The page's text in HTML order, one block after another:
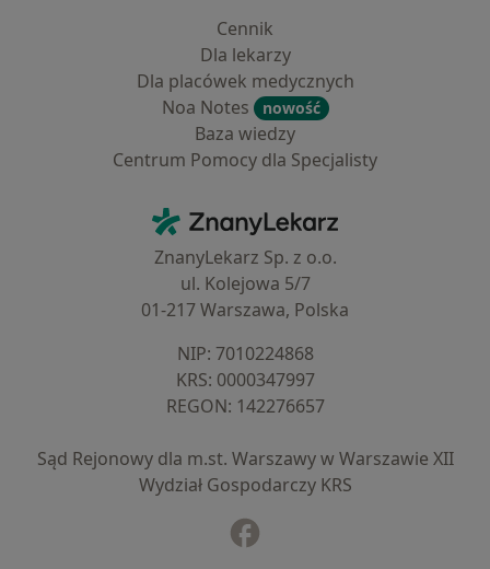
Cennik
Dla lekarzy
Dla placówek medycznych
Noa Notes
nowość
Baza wiedzy
Centrum Pomocy dla Specjalisty
ZnanyLekarz - Strona główna
ZnanyLekarz Sp. z o.o.
ul. Kolejowa 5/7
01-217 Warszawa, Polska
NIP: ⁠7010224868
KRS: ⁠0000347997
REGON: ⁠142276657
Sąd Rejonowy dla m.st. Warszawy w Warszawie XII
Wydział Gospodarczy KRS